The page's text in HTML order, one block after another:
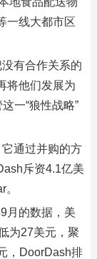
一线大都市区
有合作关系的
将他们发展为
一“狼性战略”
通过并购的方
斥资4.1亿美
月的数据，美
为27美元，聚
，DoorDash排